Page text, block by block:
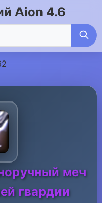
Aion 4.6
меч
гвардии